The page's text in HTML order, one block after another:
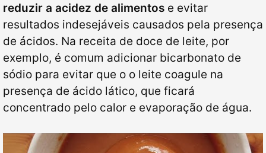
reduzir a acidez de alimentos e evitar
resultados indesejáveis causados pela presença
de ácidos. Na receita de doce de leite, por
exemplo, é comum adicionar bicarbonato de
sódio para evitar que o o leite coagule na
presença de ácido lático, que ficará
concentrado pelo calor e evaporação de água.